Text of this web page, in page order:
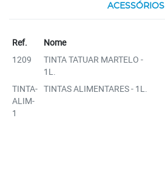
ACESSÓRIOS
Ref. Nome
1209
TINTA TATUAR MARTELO -
1L.
TINTA-
ALIM-
1
TINTAS ALIMENTARES - 1L.